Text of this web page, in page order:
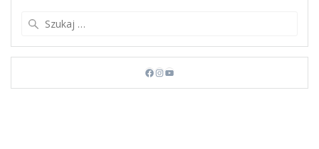
Facebook
Instagram
YouTube